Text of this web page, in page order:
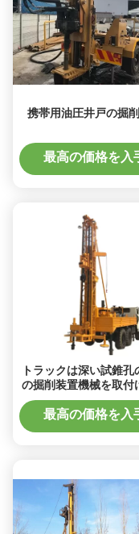
携帯用油圧井戸の掘
最高の価格を入
トラックは深い試錐孔
の掘削装置機械を取付
た
最高の価格を入